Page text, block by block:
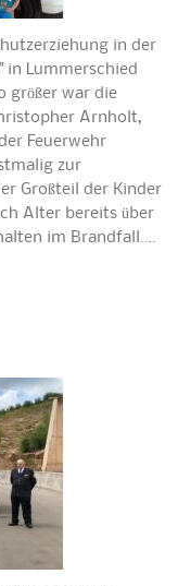
in der
in Lummerschied
größer war die
Arnholt,
Feuerwehr
zur
Großteil der Kinder
Alter bereits über
im Brandfall.…